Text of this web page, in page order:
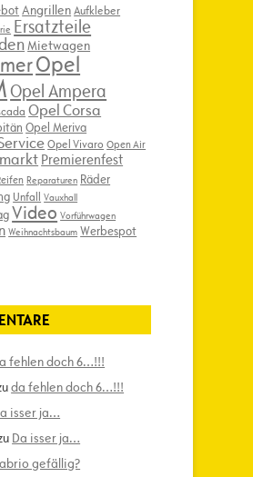
AngrillenAufkleber
Ersatzteile
Mietwagen
Opel
Opel Ampera
Opel Corsa
Opel Meriva
Opel Vivaro Open Air
Premierenfest
Reparaturen Räder
Unfall Vauxhall
Video Vorführwagen
Weihnachtsbaum Werbespot
fehlen doch 6…!!!
da fehlen doch 6…!!!
isser ja…
Da isser ja…
gefällig?